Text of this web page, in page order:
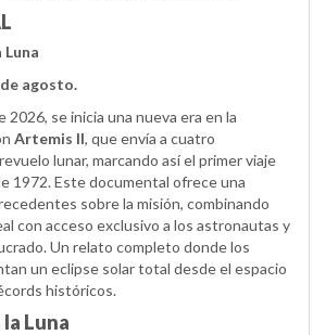
agosto.
2026, se inicia una nueva era en la
Artemis II, que envía a cuatro
lunar, marcando así el primer viaje
1972. Este documental ofrece una
sobre la misión, combinando
con acceso exclusivo a los astronautas y
Un relato completo donde los
un eclipse solar total desde el espacio
históricos.
Luna